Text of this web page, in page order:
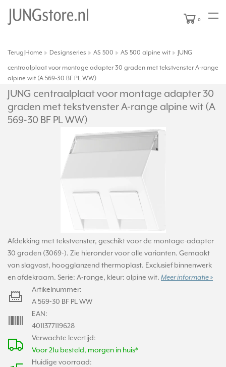
0
Terug Home Designseries AS 500 AS 500 alpine wit
JUNG
centraalplaat voor montage adapter 30 graden met tekstvenster A-range
alpine wit (A 569-30 BF PL WW)
JUNG centraalplaat voor montage adapter 30
graden met tekstvenster A-range alpine wit (A
569-30 BF PL WW)
Afdekking met tekstvenster, geschikt voor de montage-adapter
30 graden (3069-). Zie hieronder voor alle varianten. Gemaakt
van slagvast, hoogglanzend thermoplast. Exclusief binnenwerk
en afdekraam. Serie: A-range, kleur: alpine wit. Meer informatie »
Verwachte levertijd:
Voor 21u besteld, morgen in huis*
Huidige voorraad:
Artikelnummer:
A 569-30 BF PL WW
EAN:
4011377119628